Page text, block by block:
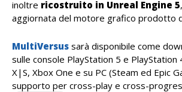
inoltre ricostruito in Unreal Engine 5
aggiornata del motore grafico prodotto
MultiVersus sarà disponibile come
sulle console PlayStation 5 e PlayStation
X|S, Xbox One e su PC (Steam ed Epic
supporto per cross-play e cross-